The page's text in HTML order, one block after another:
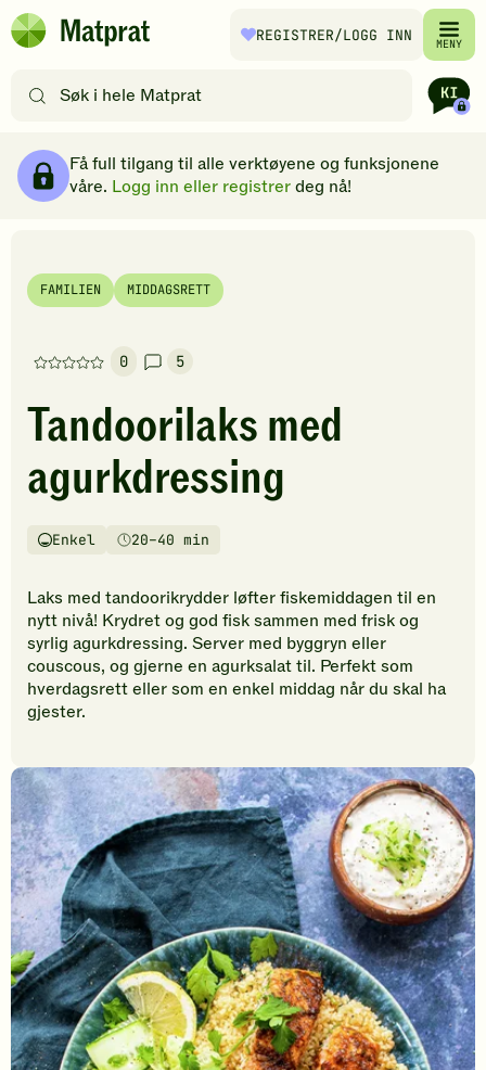
Hopp til hovedinnhold
Matprat
REGISTRER/LOGG INN MENY
etter
filtre
Få full tilgang til alle verktøyene og funksjonene
våre. Logg inn eller registrerdeg nå!
FAMILIEN MIDDAGSRETT
0
Denne
har
foreløpig
ingen
vurderinger.
den
til
å
vurdere
denne
oppskriften.
5
Tandoorilaks med
agurkdressing
Vanskelighetsgrad
Enkel
Tilberedningstid20–40 min
Laks med tandoorikrydder løfter fiskemiddagen til en
nytt nivå! Krydret og god fisk sammen med frisk og
syrlig agurkdressing. Server med byggryn eller
couscous, og gjerne en agurksalat til. Perfekt som
hverdagsrett eller som en enkel middag når du skal ha
gjester.